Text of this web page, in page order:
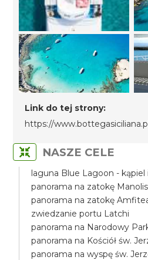
Link do tej strony:
https://
NASZE CELE
laguna Blue Lagoon - kąpiel
panorama na zatokę Manolis
panorama na zatokę
zwiedzanie portu Latchi
panorama na Narodowy
panorama na Kościół św.
panorama na wyspę św.